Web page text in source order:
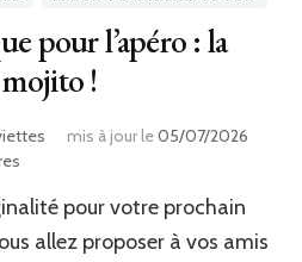
pour l’apéro : la
!
mis à jour le05/07/2026
ludique
pour
pour votre prochain
allez proposer à vos amis